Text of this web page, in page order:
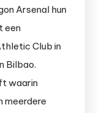
Arsenal hun
een
Club in
Bilbao.
waarin
meerdere